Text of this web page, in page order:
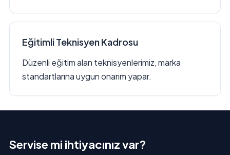
Eğitimli Teknisyen Kadrosu
Düzenli eğitim alan teknisyenlerimiz, marka
standartlarına uygun onarım yapar.
Servise mi ihtiyacınız var?